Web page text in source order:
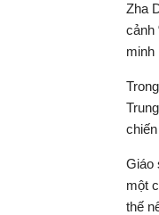
Zha
cảnh
minh
Giáo
một
thế